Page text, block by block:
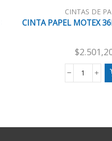
CINTAS DE
CINTA PAPEL MOTEX
$
CINTA
40